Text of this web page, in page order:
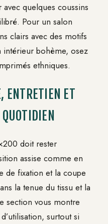
quelques coussins
Pour un salon
clairs avec des motifs
intérieur bohème, osez
ethniques.
ENTRETIEN ET
doit rester
assise comme en
de fixation et la coupe
la tenue du tissu et la
section vous montre
surtout si